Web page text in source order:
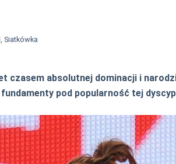
Siatkówka
czasem absolutnej dominacji i
pod popularność tej